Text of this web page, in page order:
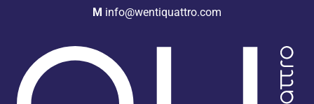
M info@wentiquattro.com